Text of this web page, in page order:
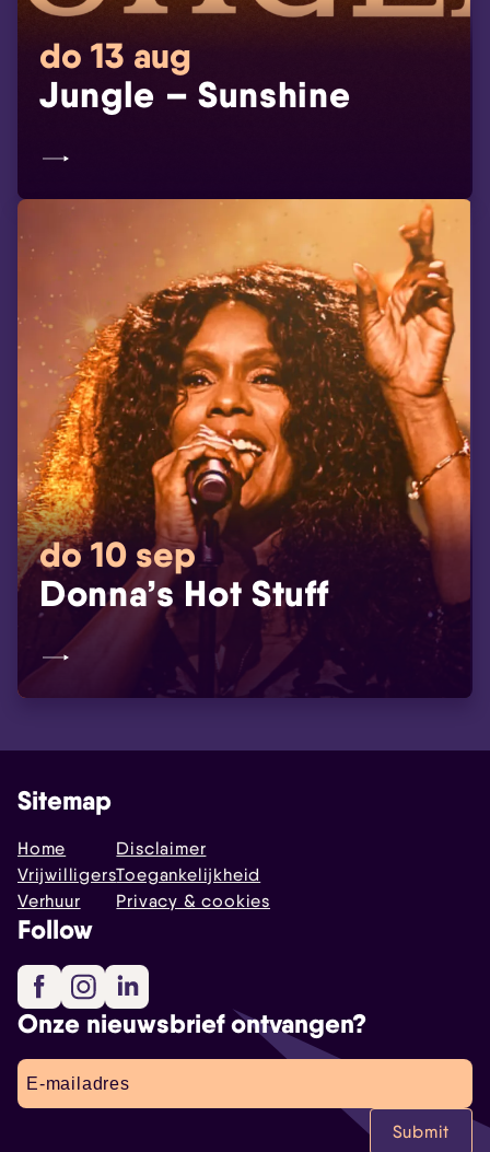
do 13 aug
Jungle – Sunshine
do 10 sep
Donna’s Hot Stuff
Sitemap
Home
Vrijwilligers
Verhuur
Disclaimer
Toegankelijkheid
Privacy & cookies
Follow
FacebookInstagram
Onze nieuwsbrief ontvangen?